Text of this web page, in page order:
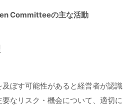
Committeeの主な活動
ぼす可能性があると経営者が認識
なリスク・機会について、適切に